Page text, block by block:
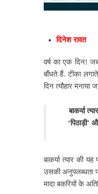
दिनेश रावत
वर्ष का एक दिन!
बाँधते हैं. टीका
दिन त्यौहार मनाया
बाकर्या
बाकर्या त्यार की
उसकी अनुपलब्धता
मादा बकरियों के